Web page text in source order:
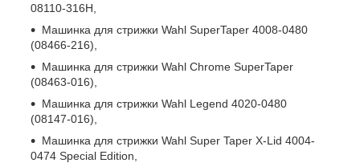
08110-316H,
Машинка для стрижки Wahl SuperTaper 4008-0480
(08466-216),
Машинка для стрижки Wahl Chrome SuperTaper
(08463-016),
Машинка для стрижки Wahl Legend 4020-0480
(08147-016),
Машинка для стрижки Wahl Super Taper X-Lid 4004-
0474 Special Edition,